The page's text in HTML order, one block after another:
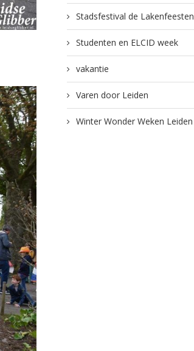
Stadsfestival de Lakenfeesten
Studenten en ELCID week
vakantie
Varen door Leiden
Winter Wonder Weken Leiden